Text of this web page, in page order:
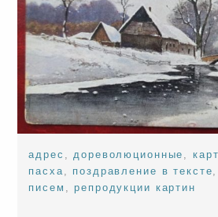
адрес дореволюционные
пасха
поздравление в тексте
писем
,репродукции картин